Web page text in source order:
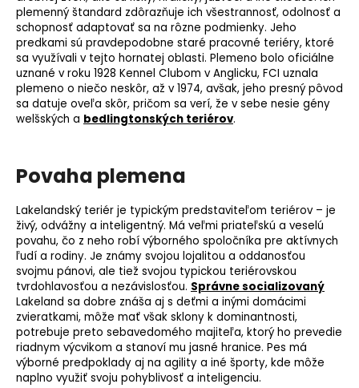
plemenný štandard zdôrazňuje ich všestrannosť, odolnosť a
schopnosť adaptovať sa na rôzne podmienky. Jeho
predkami sú pravdepodobne staré pracovné teriéry, ktoré
sa využívali v tejto hornatej oblasti. Plemeno bolo oficiálne
uznané v roku 1928 Kennel Clubom v Anglicku, FCI uznala
plemeno o niečo neskôr, až v 1974, avšak, jeho presný pôvod
sa datuje oveľa skôr, pričom sa verí, že v sebe nesie gény
welšských a bedlingtonských teriérov.
Povaha plemena
Lakelandský teriér je typickým predstaviteľom teriérov – je
živý, odvážny a inteligentný. Má veľmi priateľskú a veselú
povahu, čo z neho robí výborného spoločníka pre aktívnych
ľudí a rodiny. Je známy svojou lojalitou a oddanosťou
svojmu pánovi, ale tiež svojou typickou teriérovskou
tvrdohlavosťou a nezávislosťou. Správne socializovaný
Lakeland sa dobre znáša aj s deťmi a inými domácimi
zvieratkami, môže mať však sklony k dominantnosti,
potrebuje preto sebavedomého majiteľa, ktorý ho prevedie
riadnym výcvikom a stanoví mu jasné hranice. Pes má
výborné predpoklady aj na agility a iné športy, kde môže
naplno využiť svoju pohyblivosť a inteligenciu.
e